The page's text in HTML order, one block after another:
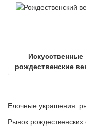
Искусственные
рождественские